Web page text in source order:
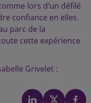
lors d’un défilé
confiance en elles.
parc de la
cette expérience
Grivelet :